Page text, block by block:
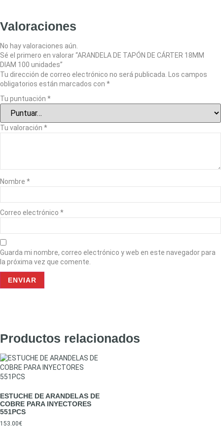
Valoraciones
No hay valoraciones aún.
Sé el primero en valorar “ARANDELA DE TAPÓN DE CÁRTER 18MM
DIAM 100 unidades”
Tu dirección de correo electrónico no será publicada.
Los campos
obligatorios están marcados con *
Tu puntuación *
Tu valoración *
Nombre *
Correo electrónico *
Guarda mi nombre, correo electrónico y web en este navegador para
la próxima vez que comente.
Productos relacionados
ESTUCHE DE ARANDELAS DE
COBRE PARA INYECTORES
551PCS
153.00€